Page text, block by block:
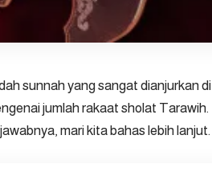
sunnah yang sangat dianjurkan di
jumlah rakaat sholat Tarawih.
mari kita bahas lebih lanjut.